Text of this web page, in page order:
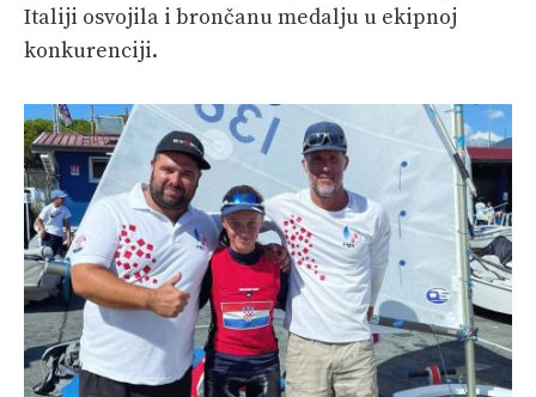
Italiji osvojila i brončanu medalju u ekipnoj
konkurenciji.